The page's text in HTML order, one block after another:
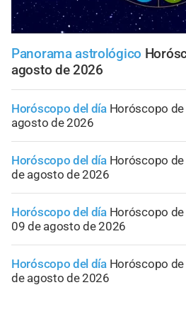
Panorama astrológico
agosto de 2026
Horóscopo del día Horóscopo
agosto de 2026
Horóscopo del día Horóscopo de
de agosto de 2026
Horóscopo del día Horóscopo
09 de agosto de 2026
Horóscopo del día Horóscopo de
de agosto de 2026